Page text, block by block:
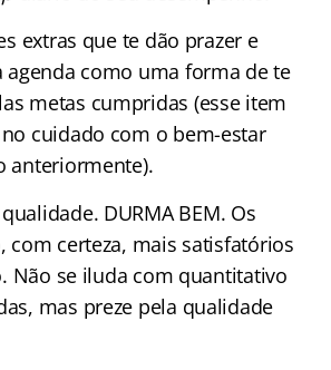
extras que te dão prazer e
agenda como uma forma de te
metas cumpridas (esse item
cuidado com o bem-estar
anteriormente).
DURMA BEM. Os
com certeza, mais satisfatórios
Não se iluda com quantitativo
mas preze pela qualidade